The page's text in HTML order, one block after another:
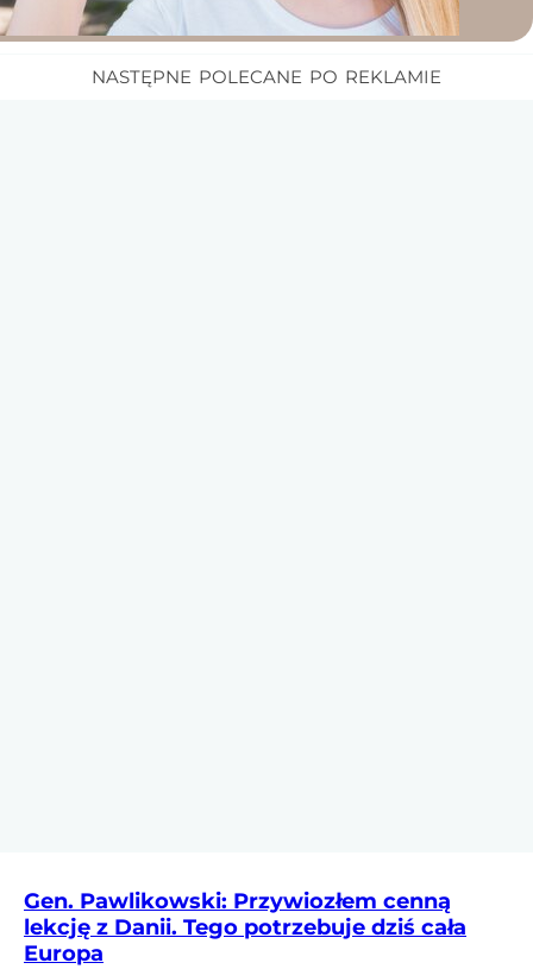
Gen. Pawlikowski: Przywiozłem cenną
lekcję z Danii. Tego potrzebuje dziś cała
Europa